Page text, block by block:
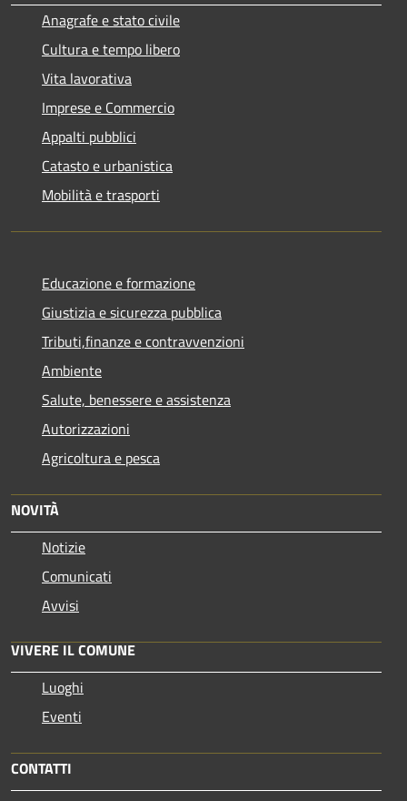
Anagrafe e stato civile
Cultura e tempo libero
Vita lavorativa
Imprese e Commercio
Appalti pubblici
Catasto e urbanistica
Mobilità e trasporti
Educazione e formazione
Giustizia e sicurezza pubblica
Tributi,finanze e contravvenzioni
Ambiente
Salute, benessere e assistenza
Autorizzazioni
Agricoltura e pesca
NOVITÀ
Notizie
Comunicati
Avvisi
VIVERE IL COMUNE
Luoghi
Eventi
CONTATTI